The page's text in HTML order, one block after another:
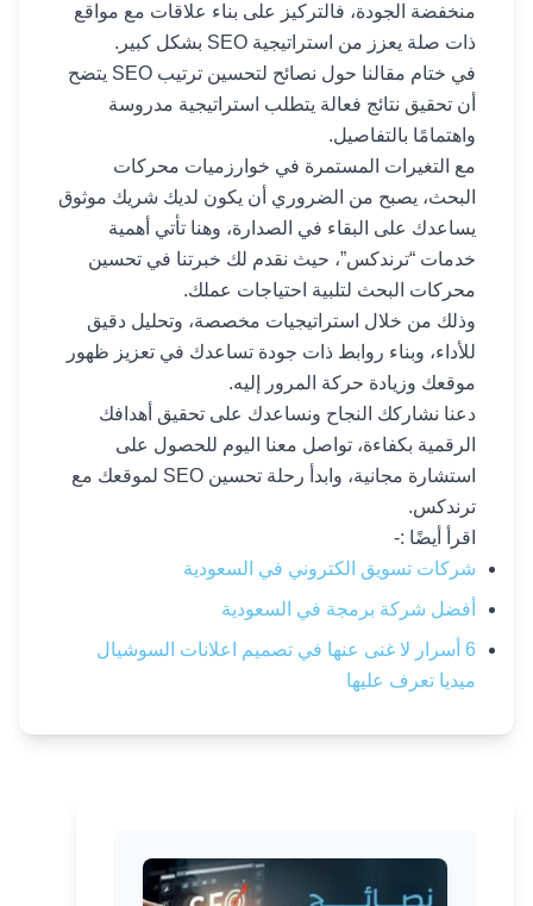
منخفضة الجودة، فالتركيز على بناء علاقات مع مواقع
ذات صلة يعزز من استراتيجية SEO بشكل كبير.
في ختام مقالنا حول نصائح لتحسين ترتيب SEO يتضح
أن تحقيق نتائج فعالة يتطلب استراتيجية مدروسة
واهتمامًا بالتفاصيل.
مع التغيرات المستمرة في خوارزميات محركات
البحث، يصبح من الضروري أن يكون لديك شريك موثوق
يساعدك على البقاء في الصدارة، وهنا تأتي أهمية
خدمات “ترندكس”، حيث نقدم لك خبرتنا في تحسين
محركات البحث لتلبية احتياجات عملك.
وذلك من خلال استراتيجيات مخصصة، وتحليل دقيق
للأداء، وبناء روابط ذات جودة تساعدك في تعزيز ظهور
موقعك وزيادة حركة المرور إليه.
دعنا نشاركك النجاح ونساعدك على تحقيق أهدافك
الرقمية بكفاءة، تواصل معنا اليوم للحصول على
استشارة مجانية، وابدأ رحلة تحسين SEO لموقعك مع
ترندكس.
اقرأ أيضًا :-
شركات تسويق الكتروني في السعودية
أفضل شركة برمجة في السعودية
6 أسرار لا غنى عنها في تصميم اعلانات السوشيال
ميديا تعرف عليها